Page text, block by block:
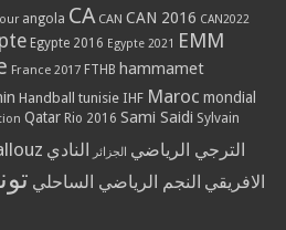
angola CA CAN CAN 2016 CAN2022
Egypte 2016 Egypte 2021 EMM
France 2017 FTHB hammamet
Handball tunisie IHF Maroc mondial
Qatar Rio 2016 Sami Saidi Sylvain
الترجي الرياضي الجزائر النادي
الافريقي النجم الرياضي الساحلي